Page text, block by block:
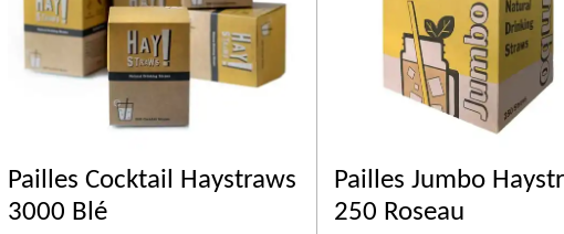
Pailles Cocktail Haystraws
3000 Blé
Pailles Jumbo
250 Roseau